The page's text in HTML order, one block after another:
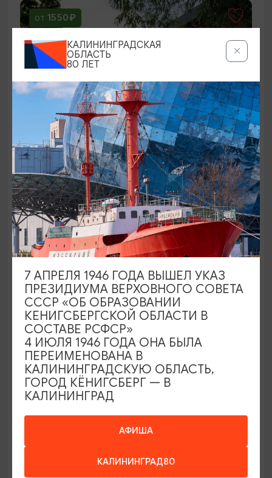
ОТ 1550₽
Кёнигсберг под грифом «Секретно»
14:00 3 ЧАСА
ОТ2400₽
Ночная жизнь Форта №11 «Дёнхофф»
22:00 2 Ч.
Замки Шаакен и Нессельбек
КАЛИНИНГРАДСКАЯ
ОБЛАСТЬ
80 ЛЕТ
АФИША
КАЛИНИНГРАД80
7 АПРЕЛЯ 1946 ГОДА ВЫШЕЛ УКАЗ
ПРЕЗИДИУМА ВЕРХОВНОГО СОВЕТА
СССР «ОБ ОБРАЗОВАНИИ
КЕНИГСБЕРГСКОЙ ОБЛАСТИ В
СОСТАВЕ РСФСР»
4 ИЮЛЯ 1946 ГОДА ОНА БЫЛА
ПЕРЕИМЕНОВАНА В
КАЛИНИНГРАДСКУЮ ОБЛАСТЬ,
ГОРОД КЁНИГСБЕРГ — В
КАЛИНИНГРАД